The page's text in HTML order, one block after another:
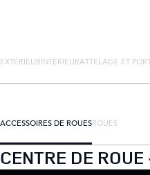
EXTÉRIEURINTÉRIEURATTELAGE ET
ACCESSOIRES DE ROUESROUES
CENTRE DE